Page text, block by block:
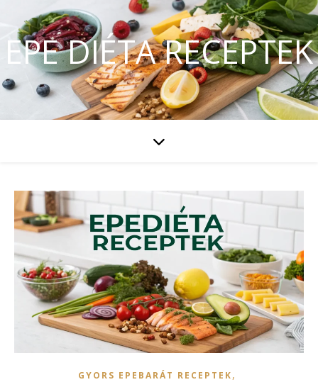
EPE DIÉTA RECEPTEK
GYORS EPEBARÁT RECEPTEK,